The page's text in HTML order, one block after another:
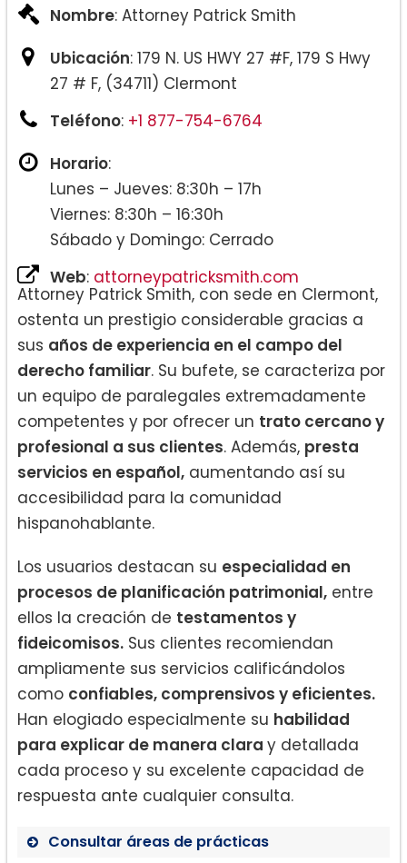
Nombre: Attorney Patrick Smith
Ubicación: 179 N. US HWY 27 #F, 179 S Hwy
27 # F, (34711) Clermont
Teléfono: +1 877-754-6764
Horario:
Lunes – Jueves: 8:30h – 17h
Viernes: 8:30h – 16:30h
Sábado y Domingo: Cerrado
Web: attorneypatricksmith.com
Attorney Patrick Smith, con sede en Clermont,
ostenta un prestigio considerable gracias a
sus años de experiencia en el campo del
derecho familiar. Su bufete, se caracteriza por
un equipo de paralegales extremadamente
competentes y por ofrecer un trato cercano y
profesional a sus clientes. Además, presta
servicios en español, aumentando así su
accesibilidad para la comunidad
hispanohablante.
Los usuarios destacan su especialidad en
procesos de planificación patrimonial, entre
ellos la creación de testamentos y
fideicomisos. Sus clientes recomiendan
ampliamente sus servicios calificándolos
como confiables, comprensivos y eficientes.
Han elogiado especialmente su habilidad
para explicar de manera clara y detallada
cada proceso y su excelente capacidad de
respuesta ante cualquier consulta.
Consultar áreas de prácticas